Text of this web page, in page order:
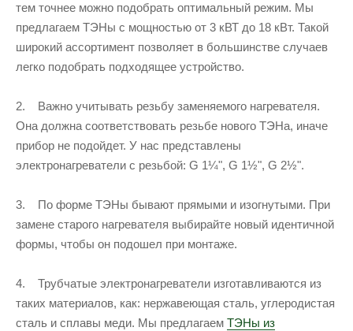
тем точнее можно подобрать оптимальный режим. Мы
предлагаем ТЭНы с мощностью от 3 кВТ до 18 кВт. Такой
широкий ассортимент позволяет в большинстве случаев
легко подобрать подходящее устройство.
2. Важно учитывать резьбу заменяемого нагревателя.
Она должна соответствовать резьбе нового ТЭНа, иначе
прибор не подойдет. У нас представлены
электронагреватели с резьбой: G 1¼", G 1½", G 2½".
3. По форме ТЭНы бывают прямыми и изогнутыми. При
замене старого нагревателя выбирайте новый идентичной
формы, чтобы он подошел при монтаже.
4. Трубчатые электронагреватели изготавливаются из
таких материалов, как: нержавеющая сталь, углеродистая
сталь и сплавы меди. Мы предлагаем ТЭНы из